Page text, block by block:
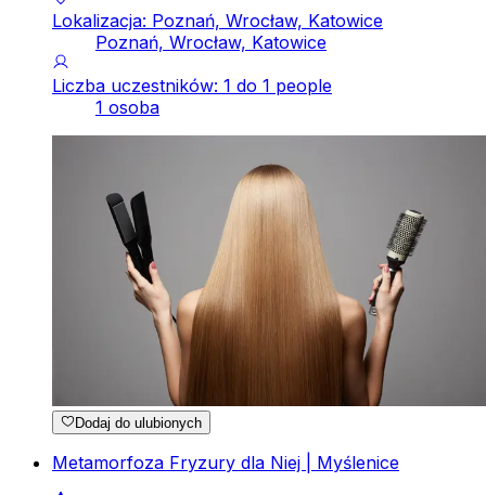
Lokalizacja: Poznań, Wrocław, Katowice
Poznań, Wrocław, Katowice
Liczba uczestników: 1 do 1 people
1 osoba
Dodaj do ulubionych
Metamorfoza Fryzury dla Niej | Myślenice